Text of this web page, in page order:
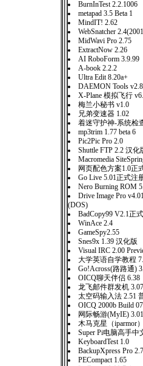
BurnInTest 2.2.1006
metapad 3.5 Beta 1
MindIT! 2.62
WebSnatcher
MidWavi Pro 2.75
ExtractNow 2.26
AI RoboForm 3.9.99
A-book 2.2.2
Ultra Edit 8.20a+
DAEMON Tools
X-Plane 模拟飞行
梅兰小秘书 v1.0
兄弟变速器 1.02
着迷守护神-系统检
mp3trim 1.77 beta 6
Pic2Pic Pro 2.0
Shuttle FTP 2.2 汉化
Macromedia
网页配色方案1.0正
Go Live 5.01正式注
Nero Burning ROM
Drive Image Pro
(DOS)
BadCopy99 V2.1正
WinAce 2.4
GameSpy2.55
Snes9x 1.39 汉化版
Visual IRC 2.00
大学英语自学教程
Go!Across(路路通)
OICQ聊天伴侣 6.38
龙飞邮件群发机 3.07
太空码输入法 2.51
OICQ 2000b Build
网际畅游(MyIE)
木马克星（iparmor
Super Pi电脑高手中
KeyboardTest 1.0
BackupXpress Pro
PECompact 1.65